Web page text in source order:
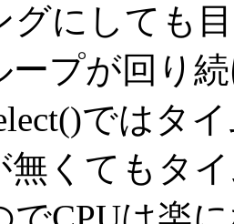
グにしても
ープが回り
ではタ
無くてもタ